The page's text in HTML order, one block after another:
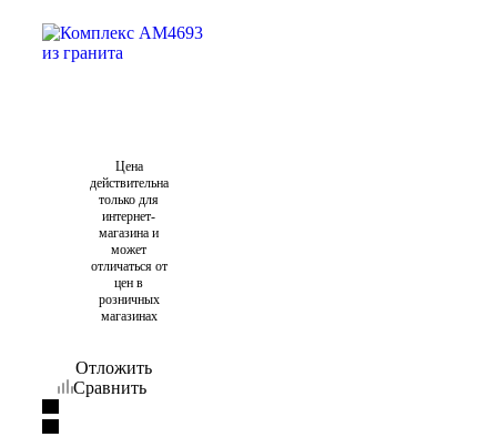
Цена
действительна
только для
интернет-
магазина и
может
отличаться от
цен в
розничных
магазинах
Отложить
Сравнить